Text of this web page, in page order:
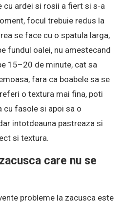
cu ardei si rosii a fiert si s-a
focul trebuie redus la
se face cu o spatula larga,
fundul oalei, nu amestecand
15–20 de minute, cat sa
fara ca boabele sa se
o textura mai fina, poti
cu fasole si apoi sa o
intotdeauna pastreaza si
si textura.
care nu se
probleme la zacusca este